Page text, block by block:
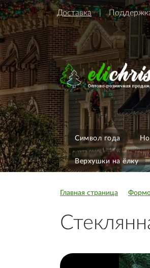
Доставка
Символ года
Верхушки на ёлку
Главная страница